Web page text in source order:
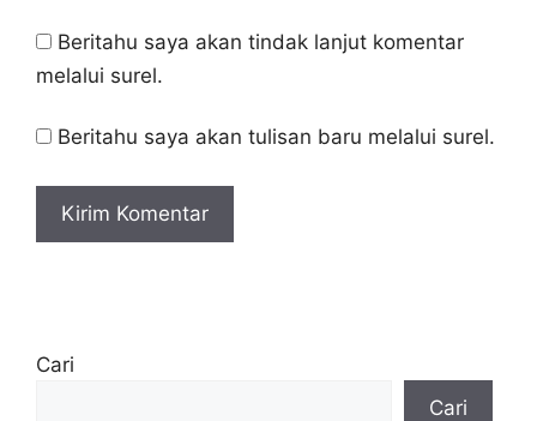
Beritahu saya akan tindak lanjut komentar
melalui surel.
Beritahu saya akan tulisan baru melalui surel.
Cari
Cari